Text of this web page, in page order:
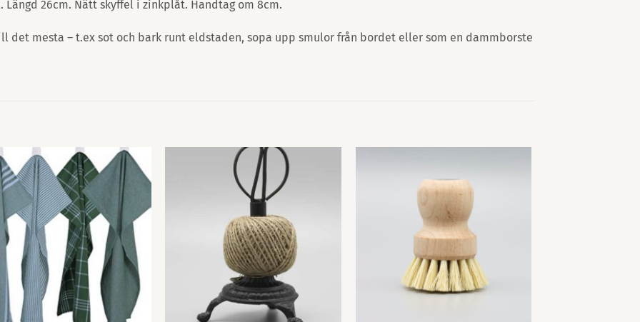
26cm. Nätt skyffel i zinkplåt. Handtag om 8cm.
det mesta – t.ex sot och bark runt eldstaden, sopa upp smulor från bordet eller som en dammborste